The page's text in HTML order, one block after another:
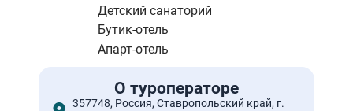
Детский санаторий
Бутик-отель
Апарт-отель
О туроператоре
357748, Россия, Ставропольский край, г.